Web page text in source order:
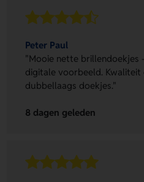
Peter Paul
"Mooie nette brillendoekjes
digitale voorbeeld. Kwaliteit
dubbellaags doekjes."
8 dagen geleden